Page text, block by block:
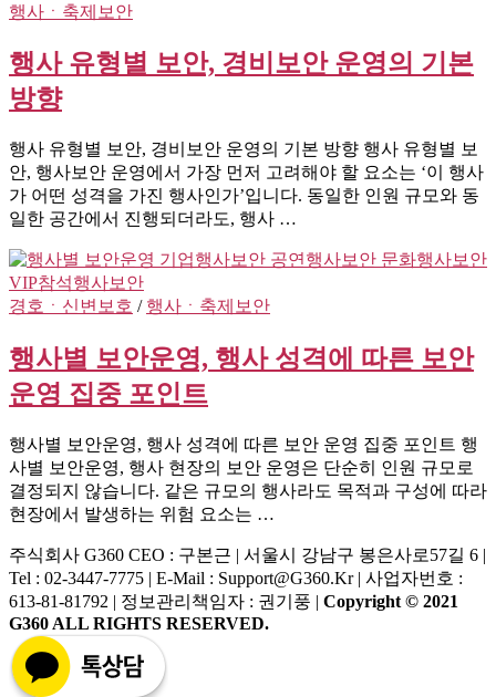
행사ㆍ축제보안
행사 유형별 보안, 경비보안 운영의 기본
방향
행사 유형별 보안, 경비보안 운영의 기본 방향 행사 유형별 보
안, 행사보안 운영에서 가장 먼저 고려해야 할 요소는 ‘이 행사
가 어떤 성격을 가진 행사인가’입니다. 동일한 인원 규모와 동
일한 공간에서 진행되더라도, 행사 …
경호ㆍ신변보호 / 행사ㆍ축제보안
행사별 보안운영, 행사 성격에 따른 보안
운영 집중 포인트
행사별 보안운영, 행사 성격에 따른 보안 운영 집중 포인트 행
사별 보안운영, 행사 현장의 보안 운영은 단순히 인원 규모로
결정되지 않습니다. 같은 규모의 행사라도 목적과 구성에 따라
현장에서 발생하는 위험 요소는 …
주식회사 G360 CEO : 구본근 | 서울시 강남구 봉은사로57길 6 |
Tel : 02-3447-7775 | E-Mail : Support@g360.kr | 사업자번호 :
613-81-81792 | 정보관리책임자 : 권기풍 | Copyright © 2021
G360 ALL RIGHTS RESERVED.